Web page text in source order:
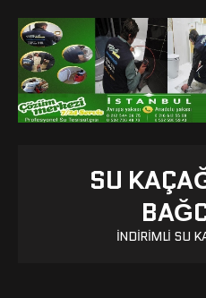
SU
İNDIRIMLI SU